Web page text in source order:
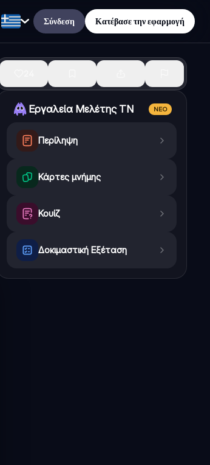
Σύνδεση Κατέβασε την εφαρμογή
Εργαλεία Μελέτης ΤΝ ΝΈΟ
Περίληψη
Κάρτες μνήμης
Κουίζ
Δοκιμαστική Εξέταση